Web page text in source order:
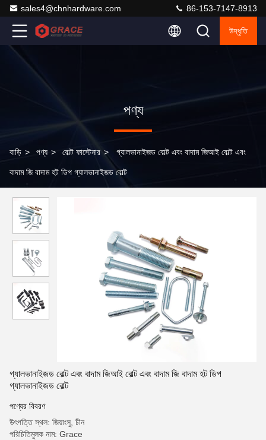
sales4@chnhardware.com 86-153-7147-8913
উদ্ধৃতি
পণ্য
বাড়ি > পণ্য > বোল্ট ফাস্টেনার > গ্যালভানাইজড বোল্ট এবং বাদাম জিআই বোল্ট এবং
বাদাম জি বাদাম হট ডিপ গ্যালভানাইজড বোল্ট
গ্যালভানাইজড বোল্ট এবং বাদাম জিআই বোল্ট এবং বাদাম জি বাদাম হট ডিপ
গ্যালভানাইজড বোল্ট
পণ্যের বিবরণ
উৎপত্তি স্থল: জিয়াংসু, চীন
পরিচিতিমুলক নাম: Grace